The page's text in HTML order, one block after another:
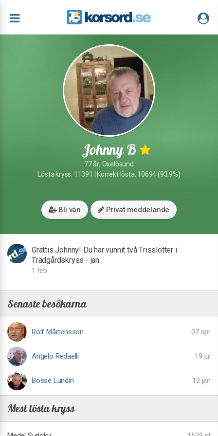
Johnny B
77 år, Oxelösund
Lösta kryss: 11391 | Korrekt lösta: 10694 (93,9%)
Bli vän Privat meddelande
Grattis Johnny! Du har vunnit två Trisslotter i
Trädgårdskryss - jan.
1 feb
Senaste besökarna
Rolf Mårtensson 07 apr
Angelo Redaelli 19 jul
Bosse Lundin 12 jan
Mest lösta kryss